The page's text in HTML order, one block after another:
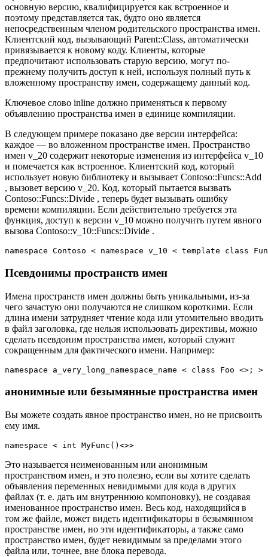
основную версию, квалифицируется как встроенное и
поэтому представляется так, будто оно является
непосредственным членом родительского пространства имен.
Клиентский код, вызывающий Parent::Class, автоматически
привязывается к новому коду. Клиенты, которые
предпочитают использовать старую версию, могут по-
прежнему получить доступ к ней, используя полный путь к
вложенному пространству имен, содержащему данный код.
Ключевое слово inline должно применяться к первому
объявлению пространства имен в единице компиляции.
В следующем примере показано две версии интерфейса:
каждое — во вложенном пространстве имен. Пространство
имен v_20 содержит некоторые изменения из интерфейса v_10
и помечается как встроенное. Клиентский код, который
использует новую библиотеку и вызывает Contoso::Funcs::Add
, вызовет версию v_20. Код, который пытается вызвать
Contoso::Funcs::Divide , теперь будет вызывать ошибку
времени компиляции. Если действительно требуется эта
функция, доступ к версии v_10 можно получить путем явного
вызова Contoso::v_10::Funcs::Divide .
namespace Contoso < namespace v_10 < template
Псевдонимы пространств имен
Имена пространств имен должны быть уникальными, из-за
чего зачастую они получаются не слишком короткими. Если
длина имени затрудняет чтение кода или утомительно вводить
в файл заголовка, где нельзя использовать директивы, можно
сделать псевдоним пространства имен, который служит
сокращенным для фактического имени. Например:
namespace a_very_long_namespace_name < class Foo <>;
анонимные или безымянные пространства имен
Вы можете создать явное пространство имен, но не присвоить
ему имя.
namespace < int MyFunc()<>>
Это называется неименованным или анонимным
пространством имен, и это полезно, если вы хотите сделать
объявления переменных невидимыми для кода в других
файлах (т. е. дать им внутреннюю компоновку), не создавая
именованное пространство имен. Весь код, находящийся в
том же файле, может видеть идентификаторы в безымянном
пространстве имен, но эти идентификаторы, а также само
пространство имен, будет невидимым за пределами этого
файла или, точнее, вне блока перевода.